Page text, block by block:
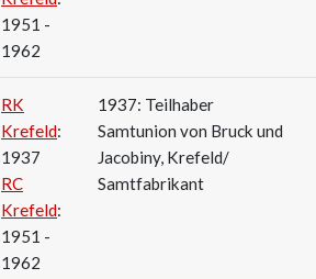
1951 -
1962
RK
Krefeld:
1937
RC
Krefeld:
1951 -
1962
1937: Teilhaber
Samtunion von Bruck und
Jacobiny, Krefeld/
Samtfabrikant